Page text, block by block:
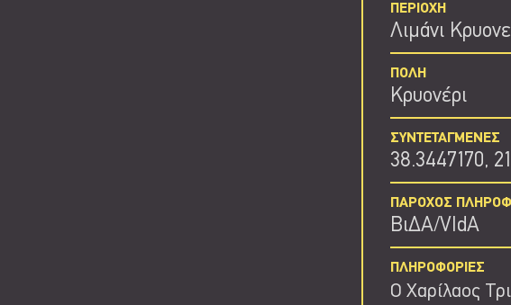
ΠΕΡΙΟΧΗ
Λιμάνι
ΠΟΛΗ
Κρυονέρι
ΣΥΝΤΕΤΑΓΜΕΝΕΣ
38.3447170,
ΠΑΡΟΧΟΣ
ΒιΔΑ/VIdA
ΠΛΗΡΟΦΟΡΙΕΣ
Ο Χαρίλαος